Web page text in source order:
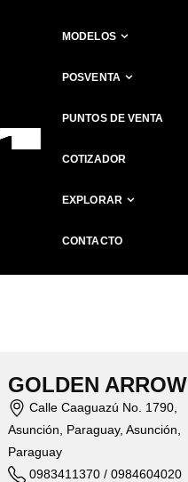
MODELOS
POSVENTA
PUNTOS DE VENTA
COTIZADOR
EXPLORAR
CONTACTO
GOLDEN ARROW
Calle Caaguazú No. 1790,
Asunción, Paraguay, Asunción,
Paraguay
0983411370 / 0984604020